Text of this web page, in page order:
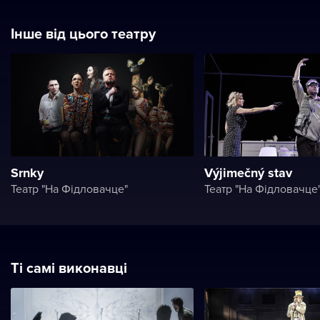
Інше від цього театру
Srnky
Театр "На Фідловачце"
Výjimečný stav
Театр "На
Ті самі виконавці